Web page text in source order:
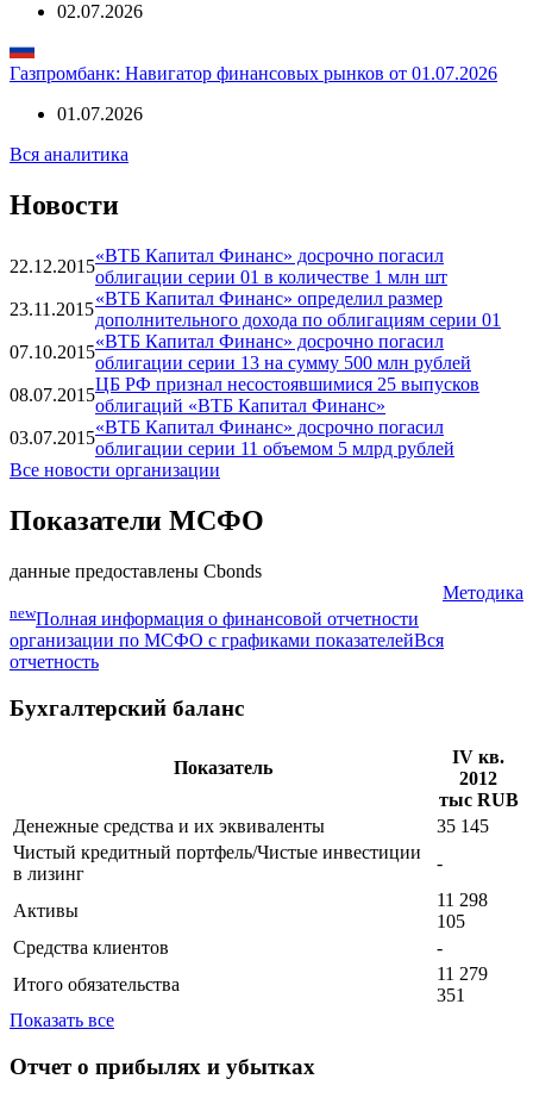
02.07.2026
Газпромбанк: Навигатор финансовых рынков от 01.07.2026
01.07.2026
Вся аналитика
Новости
22.12.2015
«ВТБ Капитал Финанс» досрочно погасил
облигации серии 01 в количестве 1 млн шт
23.11.2015
«ВТБ Капитал Финанс» определил размер
дополнительного дохода по облигациям серии 01
07.10.2015
«ВТБ Капитал Финанс» досрочно погасил
облигации серии 13 на сумму 500 млн рублей
08.07.2015
ЦБ РФ признал несостоявшимися 25 выпусков
облигаций «ВТБ Капитал Финанс»
03.07.2015
«ВТБ Капитал Финанс» досрочно погасил
облигации серии 11 объемом 5 млрд рублей
Все новости организации
Показатели МСФО
данные предоставлены Cbonds
Методика
newПолная информация о финансовой отчетности
организации по МСФО с графиками показателейВся
отчетность
Бухгалтерский баланс
Показатель
IV кв.
2012
тыс RUB
Денежные средства и их эквиваленты
35 145
Чистый кредитный портфель/Чистые инвестиции
в лизинг
-
Активы
11 298
105
Средства клиентов
-
Итого обязательства
11 279
351
Показать все
Отчет о прибылях и убытках